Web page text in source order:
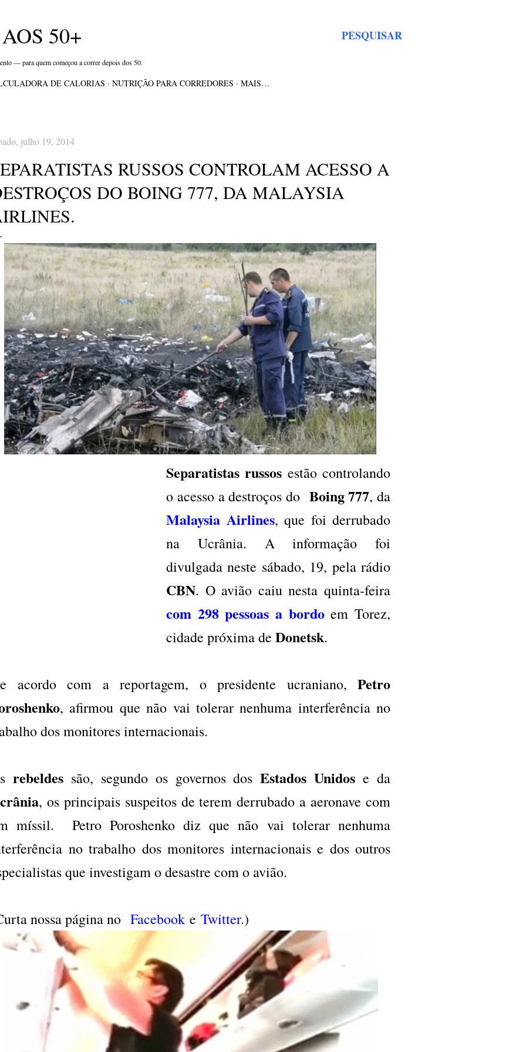
PESQUISAR
50+
— para quem começou a correr depois dos 50.
DE CALORIAS NUTRIÇÃO PARA CORREDORES MAIS…
julho 19, 2014
RUSSOS CONTROLAM ACESSO A
DO BOING 777, DA MALAYSIA
Separatistas russos estão controlando
o acesso a destroços do Boing 777, da
Malaysia Airlines, que foi derrubado
na Ucrânia. A informação foi
divulgada neste sábado, 19, pela rádio
CBN. O avião caiu nesta quinta-feira
com 298 pessoas a bordoem Torez,
cidade próxima de Donetsk.
acordo com a reportagem, o presidente ucraniano, Petro
, afirmou que não vai tolerar nenhuma interferência no
dos monitores internacionais.
rebeldessão, segundo os governos dosEstados Unidos e da
, os principais suspeitos de terem derrubado a aeronave com
míssil. Petro Poroshenko diz que não vai tolerar nenhuma
no trabalho dos monitores internacionais e dos outros
que investigam o desastre com o avião.
nossa página no Facebook e Twitter.)